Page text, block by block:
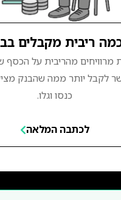
ריבית מקבלים
מהריבית על הכסף
לקבל יותר ממה שהבנק
כנסו וגלו.
לכתבה המלאה